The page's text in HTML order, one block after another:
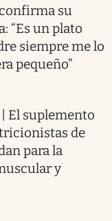
su
“Es un plato
siempre me lo
pequeño”
El suplemento
de
para la
y